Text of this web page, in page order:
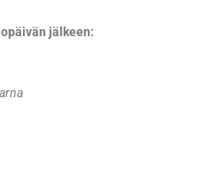
jälkeen: